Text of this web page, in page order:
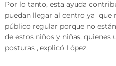
Por lo tanto, esta ayuda
puedan llegar al centro ya que
público regular porque no
de estos niños y niñas, quienes
posturas , explicó López.